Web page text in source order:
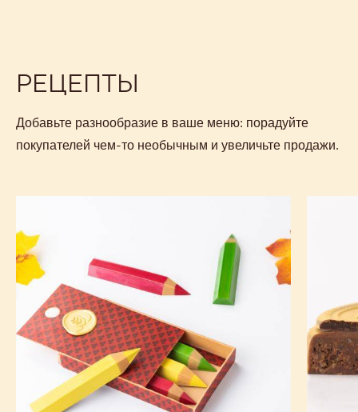
РЕЦЕПТЫ
Добавьте разнообразие в ваше меню: порадуйте
покупателей чем-то необычным и увеличьте продажи.
"Карамельный
карандаш"
пралине